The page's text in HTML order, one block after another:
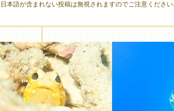
日本語が含まれない投稿は無視されますのでご注意ください